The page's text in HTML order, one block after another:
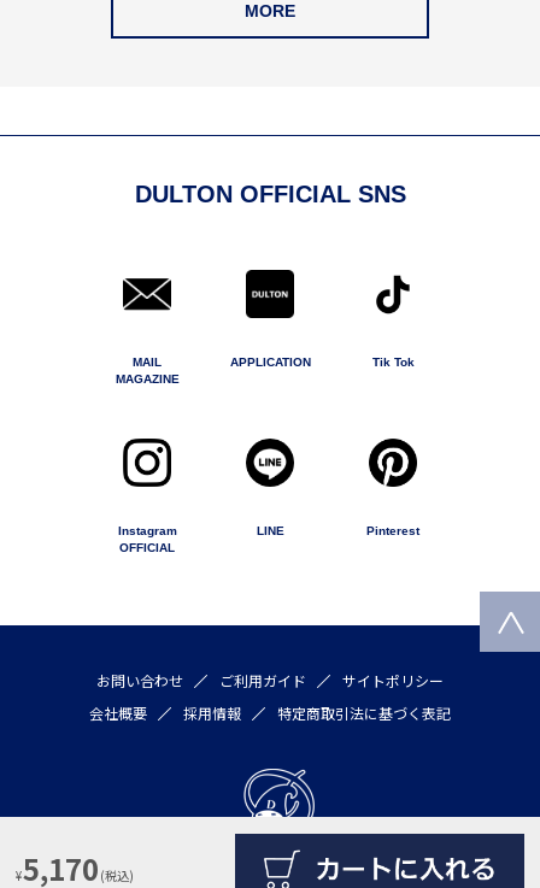
¥5,170 (税込)
MORE
DULTON OFFICIAL SNS
MAIL
MAGAZINE
APPLICATION Tik Tok
Instagram
OFFICIAL
LINE Pinterest
お問い合わせ ご利用ガイド
サイトポリシー
会社概要
採用情報 特定商取引法に基づく表記
Copyright © 2020 by DULTON COMPANY LIMITED All rights reserved